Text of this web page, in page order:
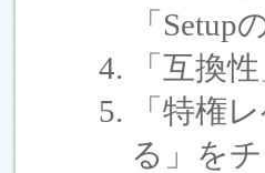
「
「互換
「特権
る」を